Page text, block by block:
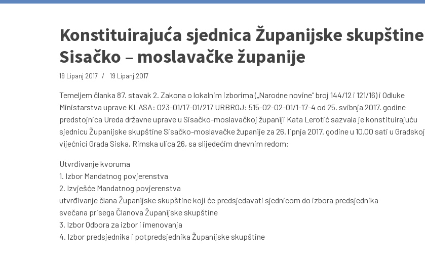
Konstituirajuća sjednica Županijske skupštine
Sisačko – moslavačke županije
19 Lipanj 2017 19 Lipanj 2017
Temeljem članka 87. stavak 2. Zakona o lokalnim izborima („Narodne novine" broj 144/12 i 121/16) i Odluke
Ministarstva uprave KLASA: 023-01/17-01/217 URBROJ: 515-02-02-01/1-17-4 od 25. svibnja 2017. godine
predstojnica Ureda državne uprave u Sisačko-moslavačkoj županiji Kata Lerotić sazvala je konstituirajuću
sjednicu Županijske skupštine Sisačko-moslavačke županije za 26. lipnja 2017. godine u 10.00 sati u Gradskoj
vijećnici Grada Siska, Rimska ulica 26, sa slijedećim dnevnim redom:
Utvrđivanje kvoruma
1. Izbor Mandatnog povjerenstva
2. Izvješće Mandatnog povjerenstva
utvrđivanje člana Županijske skupštine koji će predsjedavati sjednicom do izbora predsjednika
svečana prisega Članova Županijske skupštine
3. Izbor Odbora za izbor i imenovanja
4. Izbor predsjednika i potpredsjednika Županijske skupštine